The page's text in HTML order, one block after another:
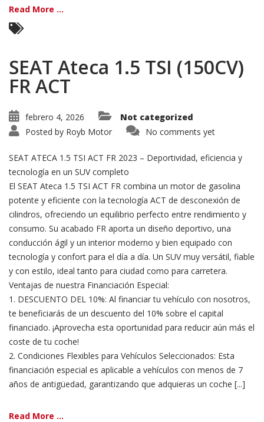
Read More ...
SEAT Ateca 1.5 TSI (150CV)
FR ACT
febrero 4, 2026
Not categorized
Posted by Royb Motor No comments yet
SEAT ATECA 1.5 TSI ACT FR 2023 – Deportividad, eficiencia y
tecnología en un SUV completo
El SEAT Ateca 1.5 TSI ACT FR combina un motor de gasolina
potente y eficiente con la tecnología ACT de desconexión de
cilindros, ofreciendo un equilibrio perfecto entre rendimiento y
consumo. Su acabado FR aporta un diseño deportivo, una
conducción ágil y un interior moderno y bien equipado con
tecnología y confort para el día a día. Un SUV muy versátil, fiable
y con estilo, ideal tanto para ciudad como para carretera.
Ventajas de nuestra Financiación Especial:
1. DESCUENTO DEL 10%: Al financiar tu vehículo con nosotros,
te beneficiarás de un descuento del 10% sobre el capital
financiado. ¡Aprovecha esta oportunidad para reducir aún más el
coste de tu coche!
2. Condiciones Flexibles para Vehículos Seleccionados: Esta
financiación especial es aplicable a vehículos con menos de 7
años de antigüedad, garantizando que adquieras un coche [...]
Read More ...